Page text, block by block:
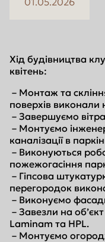
Хід будівництва
квітень:
– Монтаж та
поверхів виконали
– Завершуємо
– ⁠Монтуємо
каналізації в
– ⁠Виконуються
пожежогасіння
– Гіпсова
перегородок
– Виконуємо
– Завезли на
Laminam та HPL.
– ⁠Монтуємо